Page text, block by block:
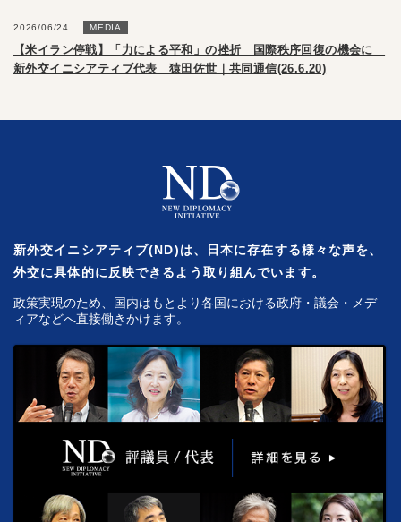
2026/06/24 MEDIA
【米イラン停戦】「力による平和」の挫折 国際秩序回復の機会に
新外交イニシアティブ代表 猿田佐世｜共同通信(26.6.20)
新外交イニシアティブ(ND)は、日本に存在する様々な声を、
外交に具体的に反映できるよう取り組んでいます。
政策実現のため、国内はもとより各国における政府・議会・メデ
ィアなどへ直接働きかけます。